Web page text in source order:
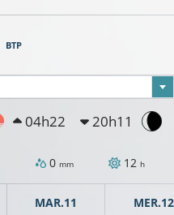
BTP
04h22 20h11
0 mm 12 h
MAR.11 MER.12